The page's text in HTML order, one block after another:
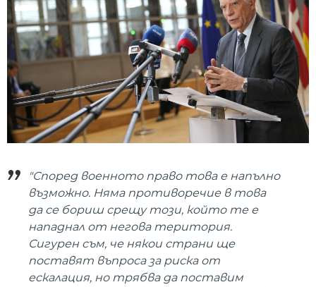
"Според военното право това е напълно
възможно. Няма противоречие в това
да се бориш срещу този, който те е
нападнал от негова територия.
Сигурен съм, че някои страни ще
поставят въпроса за риска от
ескалация, но трябва да поставим